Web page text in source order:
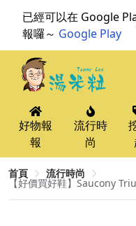
已經可以在 Google
報囉～ Google Play
好物報
報
流行時
尚
首頁 流行時尚
【好價買好鞋】Saucony